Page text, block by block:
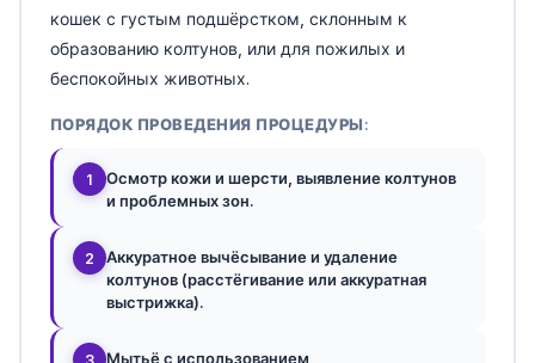
кошек с густым подшёрстком, склонным к
образованию колтунов, или для пожилых и
беспокойных животных.
ПОРЯДОК ПРОВЕДЕНИЯ ПРОЦЕДУРЫ:
1
Осмотр кожи и шерсти, выявление колтунов
и проблемных зон.
2
Аккуратное вычёсывание и удаление
колтунов (расстёгивание или аккуратная
выстрижка).
3
Мытьё с использованием